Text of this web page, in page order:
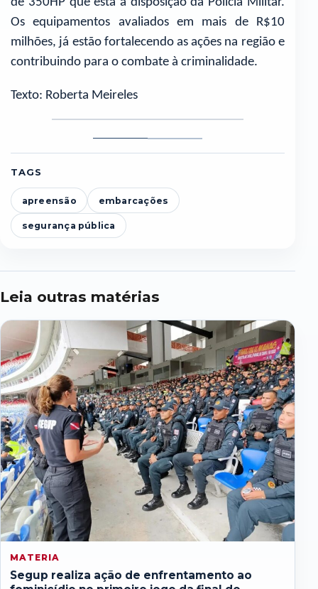
Os equipamentos avaliados em mais de R$10
milhões, já estão fortalecendo as ações na região e
contribuindo para o combate à criminalidade.
Texto: Roberta Meireles
1
2
TAGS
apreensão embarcações
segurança pública
Leia outras matérias
MATERIA
Segup realiza ação de enfrentamento ao